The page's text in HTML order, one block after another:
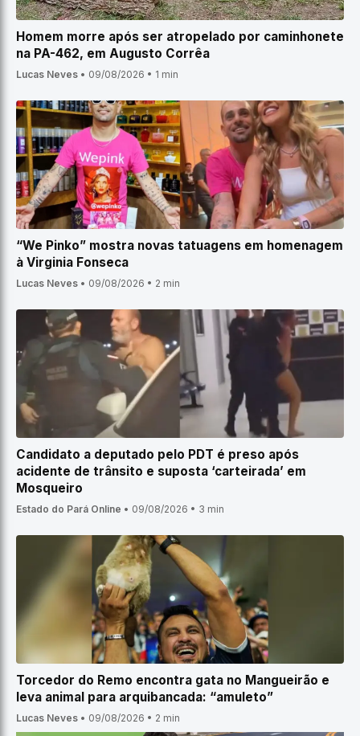
Homem morre após ser atropelado por caminhonete
na PA-462, em Augusto Corrêa
Lucas Neves • 09/08/2026 • 1 min
“We Pinko” mostra novas tatuagens em homenagem
à Virginia Fonseca
Lucas Neves • 09/08/2026 • 2 min
Candidato a deputado pelo PDT é preso após
acidente de trânsito e suposta ‘carteirada’ em
Mosqueiro
Estado do Pará Online • 09/08/2026 • 3 min
Torcedor do Remo encontra gata no Mangueirão e
leva animal para arquibancada: “amuleto”
Lucas Neves • 09/08/2026 • 2 min